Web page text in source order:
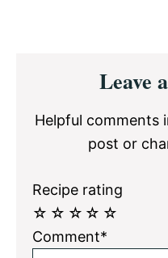
Interactions
Leave
Helpful comments
post or
Recipe rating
☆
☆
☆
☆
☆
Comment*